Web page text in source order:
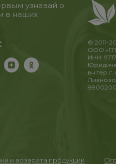
узнавай о
в наших
© 2011-
ООО
ИНН:
и возврата продукции